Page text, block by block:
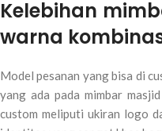
Kelebihan
warna
Model pesanan yang bisa di
yang ada pada mimbar
custom meliputi ukiran logo